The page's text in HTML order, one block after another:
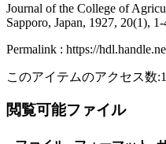
Journal of the College of
Sapporo, Japan, 1927, 20(1),
Permalink : https://
このアイテムのアクセス数:
閲覧可能ファイル